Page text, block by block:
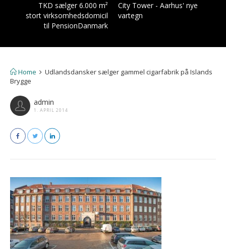
TKD sælger 6.000 m²
stort virksomhedsdomicil
til PensionDanmark
City Tower - Aarhus' nye
vartegn
Home
Udlandsdansker sælger gammel cigarfabrik på Islands
Brygge
admin
1. APRIL 2014